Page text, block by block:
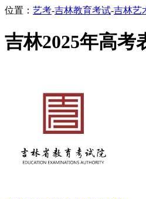
位置： 艺考-吉林教育考试-吉林艺
吉林2025年高考